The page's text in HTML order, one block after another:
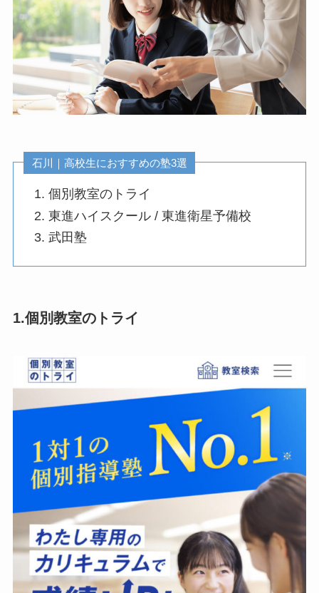
石川｜高校生におすすめの塾3選
個別教室のトライ
東進ハイスクール / 東進衛星予備校
武田塾
1.個別教室のトライ